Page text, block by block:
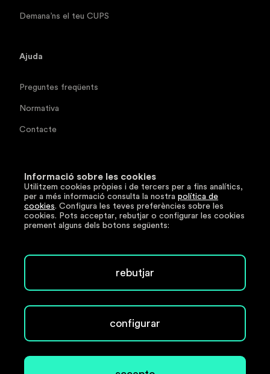
Demana’ns el teu CUPS
Ajuda
Preguntes freqüents
Normativa
Contacte
Segueix-nos
LinkedIn
Copyright © 2026 www.e-anell.cat. Tots els drets
Avís legal Política de privacitat
Política de seguretat
Informació sobre les cookies
Utilitzem cookies pròpies i de tercers per a fins analítics,
per a més informació consulta la nostra política de
cookies. Configura les teves preferències sobre les
cookies. Pots acceptar, rebutjar o configurar les cookies
prement alguns dels botons següents:
configurar
rebutjar